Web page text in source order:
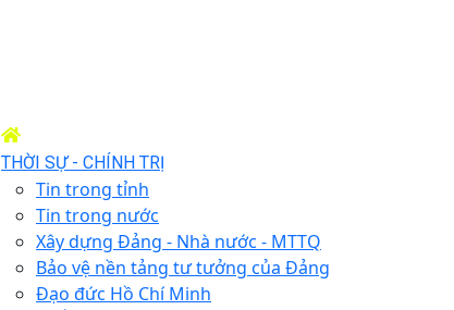
THỜI SỰ - CHÍNH TRỊ
Tin trong tỉnh
Tin trong nước
Xây dựng Đảng - Nhà nước - MTTQ
Bảo vệ nền tảng tư tưởng của Đảng
Đạo đức Hồ Chí Minh